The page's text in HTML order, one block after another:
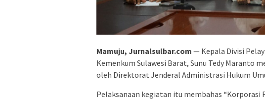
Mamuju, Jurnalsulbar.com — Kepala Divisi
Kemenkum Sulawesi Barat, Sunu Tedy Maranto
oleh Direktorat Jenderal Administrasi Hukum
Pelaksanaan kegiatan itu membahas “Korporasi